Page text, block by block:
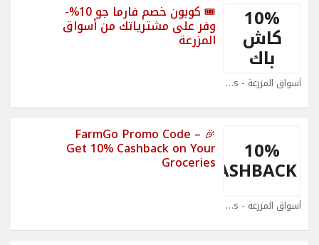
10%
كاش
باك
أسواق المزرعة - FarmGo Coupons
🎟 كوبون خصم فارما جو 10%-
وفر على مشترياتك من أسواق
المزرعة
10%
CASHBACK
أسواق المزرعة - FarmGo Coupons
🎉 FarmGo Promo Code –
Get 10% Cashback on Your
Groceries